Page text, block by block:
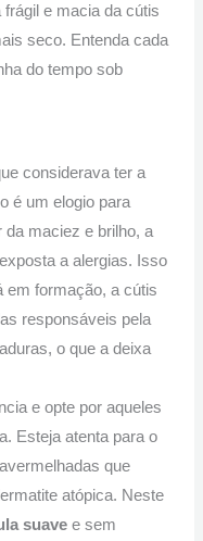
frágil e macia da cútis
seco. Entenda cada
do tempo sob
considerava ter a
é um elogio para
da maciez e brilho, a
a alergias. Isso
em formação, a cútis
responsáveis pela
o que a deixa
e opte por aqueles
Esteja atenta para o
que
atópica. Neste
suave e sem